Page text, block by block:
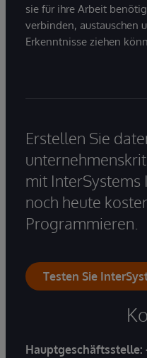
sie für ihre Arbeit
verbinden, austauschen
Erkenntnisse ziehen
Erstellen Sie
mit InterSystems
noch heute
Programmieren.
Testen Sie
Hauptgeschäftsstelle: